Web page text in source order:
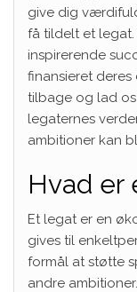
give dig
få tildelt et
inspirerende
finansieret
tilbage og lad
legaternes
ambitioner kan
Hvad er
Et legat er en
gives til
formål at støtte
andre